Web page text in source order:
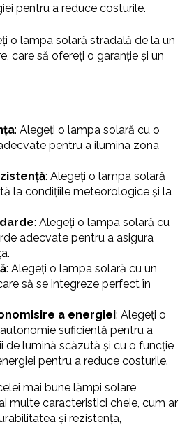
pentru a reduce costurile.
o lampa solară stradală de la un
care să ofereți o garanție și un
: Alegeți o lampa solară cu o
pentru a ilumina zona
: Alegeți o lampa solară
la condițiile meteorologice și la
: Alegeți o lampa solară cu
adecvate pentru a asigura
: Alegeți o lampa solară cu un
să se integreze perfect în
a energiei: Alegeți o
suficientă pentru a
de lumină scăzută și cu o funcție
pentru a reduce costurile.
mai bune lămpi solare
multe caracteristici cheie, cum ar
și rezistența,